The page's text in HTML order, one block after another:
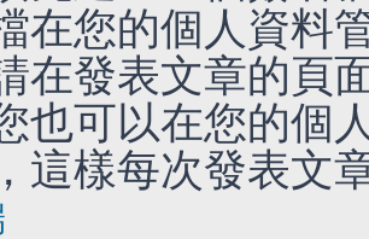
在您的個人資料
在發表文章的頁
也可以在您的個
這樣每次發表文